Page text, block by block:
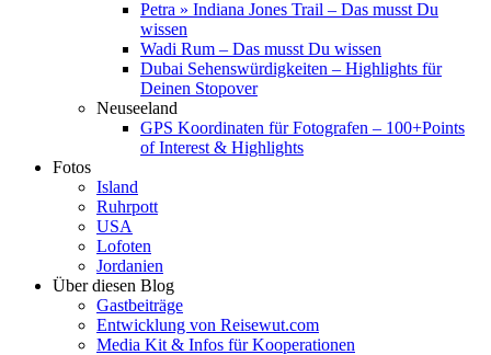
Petra » Indiana Jones Trail – Das musst Du
wissen
Wadi Rum – Das musst Du wissen
Dubai Sehenswürdigkeiten – Highlights für
Deinen Stopover
Neuseeland
GPS Koordinaten für Fotografen – 100+Points
of Interest & Highlights
Fotos
Island
Ruhrpott
USA
Lofoten
Jordanien
Über diesen Blog
Gastbeiträge
Entwicklung von Reisewut.com
Media Kit & Infos für Kooperationen